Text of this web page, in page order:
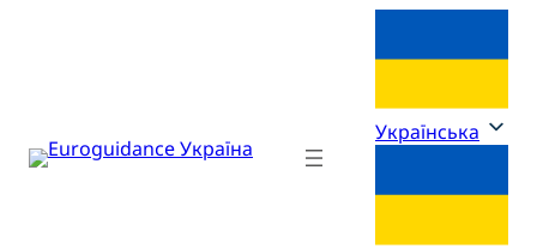
Українська